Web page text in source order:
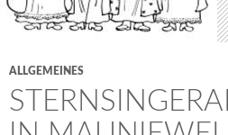
ALLGEMEINES